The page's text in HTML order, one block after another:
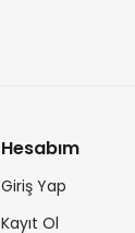
Hesabım
Giriş Yap
Kayıt Ol